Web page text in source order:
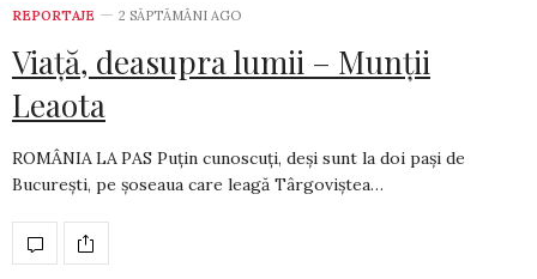
REPORTAJE 2 SĂPTĂMÂNI AGO
Viață, deasupra lumii – Munții
Leaota
ROMÂNIA LA PAS Puțin cunoscuți, deși sunt la doi pași de
București, pe șoseaua care leagă Târgoviștea…